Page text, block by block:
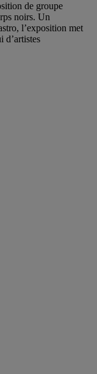
de groupe
noirs. Un
l’exposition met
d’artistes